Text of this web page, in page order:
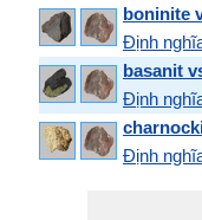
boninite
Định
basanit
Định
Định